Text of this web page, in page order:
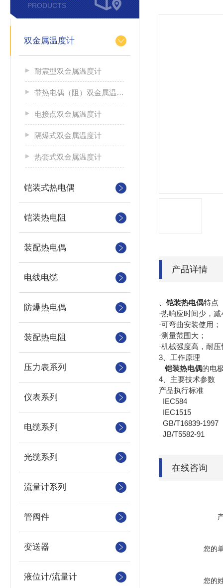
PRODUCTS
双金属温度计
耐震型双金属温度计
带热电偶（阻）双金属温度计
电接点双金属温度计
隔爆式双金属温度计
热套式双金属温度计
铠装式热电偶
铠装热电阻
装配热电偶
电线电缆
防爆热电偶
装配热电阻
压力表系列
仪表系列
电缆系列
光缆系列
流量计系列
管阀件
变送器
液位计/流量计
产品详情
铠装热电偶特点
·热响应时间少，
·可弯曲安装使用；
·测量范围大；
·机械强度高，耐
3、工作原理
铠装热电偶的电
4、 主要技术参数
产品执行标准
IEC584
IEC1515
GB/T16839-1997
JB/T5582-91
在线咨询
您的
您的